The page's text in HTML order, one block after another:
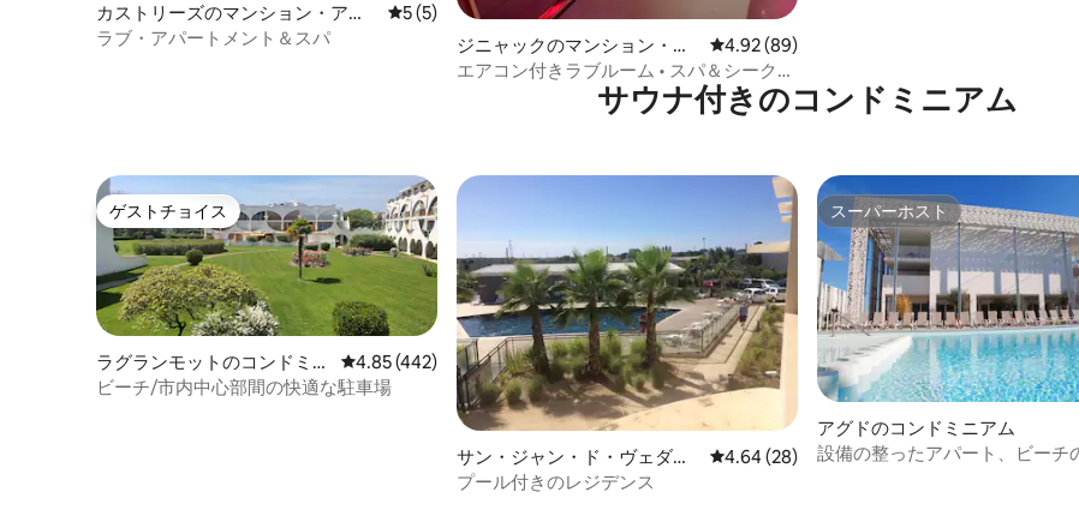
カストリーズのマンション・アパ
ート
レビュー5件、5つ星中5つ星の平均評価
5 (5)
ラブ・アパートメント＆スパ
ジニャックのマンション・ア
パート
レビュー89件、5つ星中4.92つ星の平均評価
4.92 (89)
エアコン付きラブルーム • スパ＆シークレ
サウナ付きのコンドミニアム
ゲストチョイス
ゲストチョイス
ラグランモットのコンドミニ
アム
レビュー442件、5つ星中4.85つ星の平均評価
4.85 (442)
ビーチ/市内中心部間の快適な駐車場
サン・ジャン・ド・ヴェダの
コンドミニアム
レビュー28件、5つ星中4.64つ星の平均評価
4.64 (28)
プール付きのレジデンス
スーパーホスト
スーパーホスト
アグドのコンドミニアム
設備の整ったアパート、ビーチ